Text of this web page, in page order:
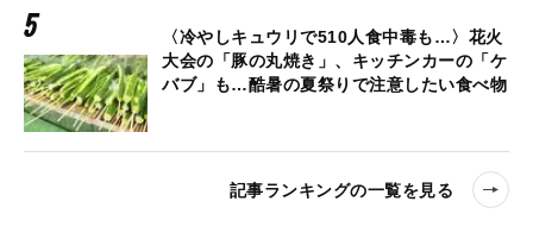
〈冷やしキュウリで510人食中毒も…〉花火
大会の「豚の丸焼き」、キッチンカーの「ケ
バブ」も…酷暑の夏祭りで注意したい食べ物
記事ランキングの一覧を見る